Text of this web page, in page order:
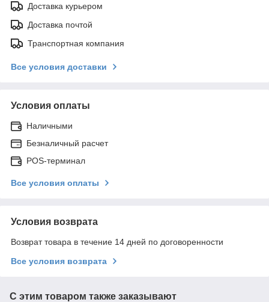
Доставка курьером
Доставка почтой
Транспортная компания
Все условия доставки
Условия оплаты
Наличными
Безналичный расчет
POS-терминал
Все условия оплаты
Условия возврата
Возврат товара в течение 14 дней по договоренности
Все условия возврата
С этим товаром также заказывают